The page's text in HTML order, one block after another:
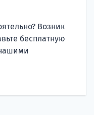
Возник
бесплатную